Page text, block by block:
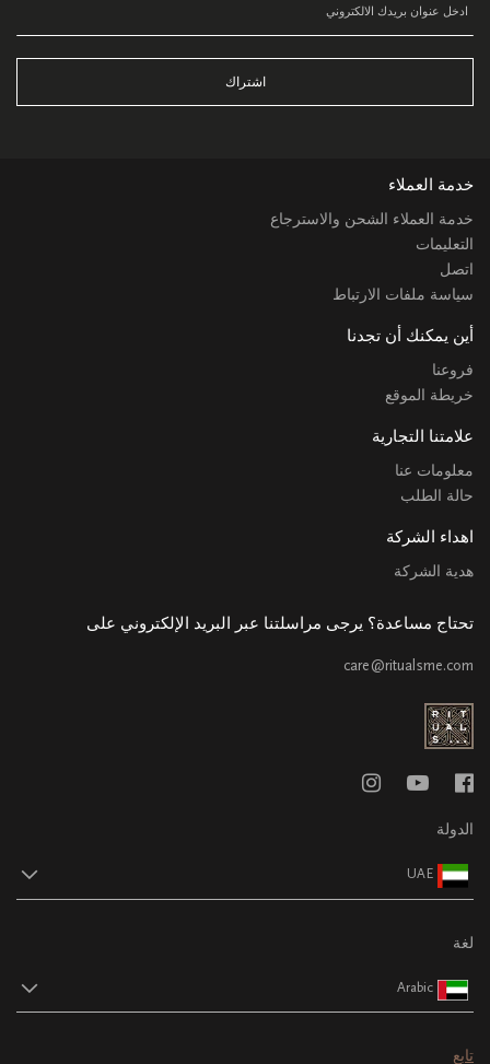
اشتراك
خدمة العملاء
خدمة العملاء الشحن والاسترجاع
التعليمات
اتصل
سياسة ملفات الارتباط
أين يمكنك أن تجدنا
فروعنا
خريطة الموقع
علامتنا التجارية
معلومات عنا
حالة الطلب
اهداء الشركة
هدية الشركة
تحتاج مساعدة؟ يرجى مراسلتنا عبر البريد الإلكتروني على
care@ritualsme.com
الدولة
UAE
لغة
Arabic
تابع